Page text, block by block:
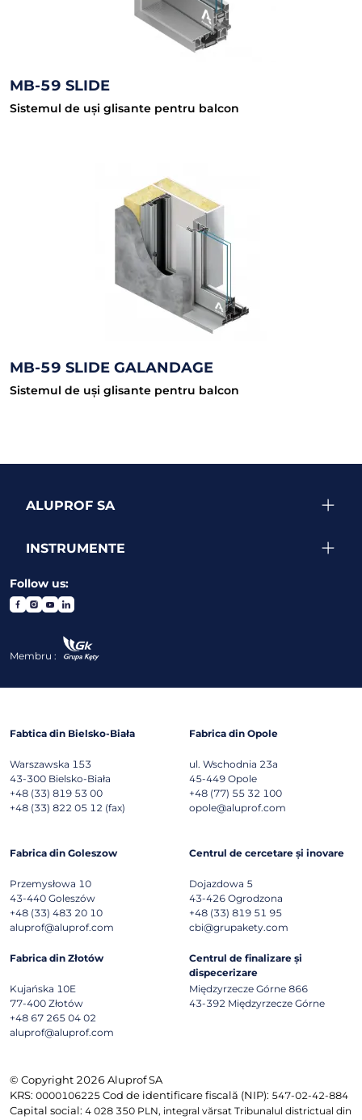
MB-59 SLIDE
Sistemul de uși glisante pentru balcon
MB-59 SLIDE GALANDAGE
Sistemul de uși glisante pentru balcon
ALUPROF SA
INSTRUMENTE
Follow us:
Membru :
Fabtica din Bielsko-Biała
Warszawska 153
43-300 Bielsko-Biała
+48 (33) 819 53 00
+48 (33) 822 05 12 (fax)
Fabrica din Opole
ul. Wschodnia 23a
45-449 Opole
+48 (77) 55 32 100
opole@aluprof.com
Fabrica din Goleszow
Przemysłowa 10
43-440 Goleszów
+48 (33) 483 20 10
aluprof@aluprof.com
Centrul de cercetare și inovare
Dojazdowa 5
43-426 Ogrodzona
+48 (33) 819 51 95
cbi@grupakety.com
Fabrica din Złotów
Kujańska 10E
77-400 Złotów
+48 67 265 04 02
aluprof@aluprof.com
Centrul de finalizare și
dispecerizare
Międzyrzecze Górne 866
43-392 Międzyrzecze Górne
© Copyright 2026 Aluprof SA
KRS: 0000106225 Cod de identificare fiscală (NIP): 547-02-42-884
Capital social: 4 028 350 PLN, integral vărsat Tribunalul districtual din